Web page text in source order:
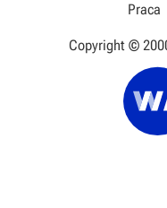
Praca
Copyright ©